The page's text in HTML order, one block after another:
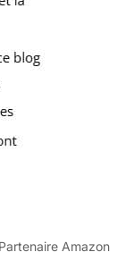
Amazon